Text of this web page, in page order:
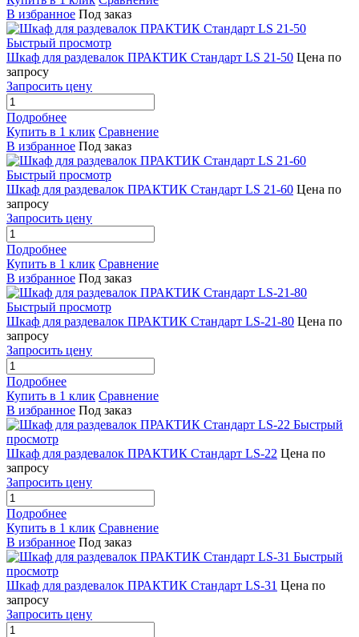
В избранное Под заказ
Быстрый просмотр
Шкаф для раздевалок ПРАКТИК Стандарт LS 21-50 Цена по
запросу
Запросить цену
Подробнее
Купить в 1 клик Сравнение
В избранное Под заказ
Быстрый просмотр
Шкаф для раздевалок ПРАКТИК Стандарт LS 21-60 Цена по
запросу
Запросить цену
Подробнее
Купить в 1 клик Сравнение
В избранное Под заказ
Быстрый просмотр
Шкаф для раздевалок ПРАКТИК Стандарт LS-21-80 Цена по
запросу
Запросить цену
Подробнее
Купить в 1 клик Сравнение
В избранное Под заказ
Быстрый
просмотр
Шкаф для раздевалок ПРАКТИК Стандарт LS-22 Цена по
запросу
Запросить цену
Подробнее
Купить в 1 клик Сравнение
В избранное Под заказ
Быстрый
просмотр
Шкаф для раздевалок ПРАКТИК Стандарт LS-31 Цена по
запросу
Запросить цену